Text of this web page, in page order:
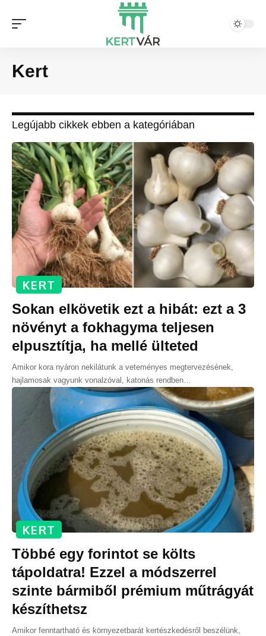
Kert
Legújabb cikkek ebben a kategóriában
KERT
Sokan elkövetik ezt a hibát: ezt a 3
növényt a fokhagyma teljesen
elpusztítja, ha mellé ülteted
Amikor kora nyáron nekilátunk a veteményes megtervezésének,
hajlamosak vagyunk vonalzóval, katonás rendben
KERT
Többé egy forintot se költs
tápoldatra! Ezzel a módszerrel
szinte bármiből prémium műtrágyát
készíthetsz
Amikor fenntartható és környezetbarát kertészkedésről beszélünk,